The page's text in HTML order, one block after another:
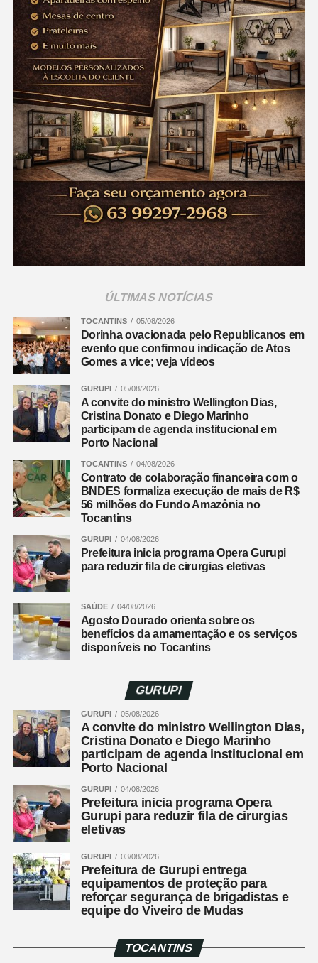
Rosário Couto (2017), João Antônio Rodrigues de
Carvalho (2017) e Arthur Minoro Batista Tanaka (2015).
Leia Também: Prefeitura de Cariri
promove peneira do Flamengo com 4
atletas aprovados para testes em
Curitiba
Os jovens atletas terão a oportunidade de se apresentar
para uma nova avaliação na Escola Trieste em Curitiba
entre julho e agosto deste ano.
Ricardo Silva, captador da Trieste e representante do
Flamengo, destacou a importância do projeto de
captação. “Estamos sempre em busca de talentos e a
parceria com a Prefeitura de Cariri é fundamental.
Agradeço ao município pelo compromisso em fortalecer o
O prefeito Tetin também comentou sobre a iniciativa.
“Estamos muito felizes com essa parceria. O
fortalecimento do esporte em nossa cidade é uma
prioridade, e com a Trieste, temos a certeza de que mais
peneiras virão, trazendo novas oportunidades para
nossos jovens atletas”, pontuou.
Thayná Ayume, mãe de Arthur Minoro, expressou sua
alegria. “É um sonho realizado para o meu filho. Ele
sonha em jogar em um grande clube e essa é uma
grande oportunidade”, disse.
Júnior Marajó, pai de João Antônio, compartilhou seus
sentimentos. “Dia de muita emoção e gratidão. Estamos
muito orgulhosos. O João está se dedicando muito e essa
chance é incrível para ele. Agradeço a gestão e a todos
os envolvidos pela oportunidade”, enfatizou.
Leia Também: Prefeitura de Cariri
atletas aprovados para testes em
Elder Fernando Vancetto, pai de Guilherme Vancetto,
também emocionado, comentou. “Ver meu filho se
aproximar do seu sonho é indescritível. Agradeço à
Com o sucesso da peneira, Cariri se firma como um
celeiro de talentos e um importante polo para o
desenvolvimento esportivo na região.
WhatsApp
Twitter
ÚLTIMAS NOTÍCIAS
TOCANTINS 05/08/2026
Dorinha ovacionada pelo Republicanos em
evento que confirmou indicação de Atos
Gomes a vice; veja vídeos
GURUPI 05/08/2026
A convite do ministro Wellington Dias,
Cristina Donato e Diego Marinho
participam de agenda institucional em
Porto Nacional
TOCANTINS 04/08/2026
Contrato de colaboração financeira com o
BNDES formaliza execução de mais de R$
56 milhões do Fundo Amazônia no
Tocantins
GURUPI 04/08/2026
Prefeitura inicia programa Opera Gurupi
para reduzir fila de cirurgias eletivas
SAÚDE 04/08/2026
Agosto Dourado orienta sobre os
benefícios da amamentação e os serviços
disponíveis no Tocantins
GURUPI
GURUPI 05/08/2026
A convite do ministro Wellington Dias,
Cristina Donato e Diego Marinho
participam de agenda institucional em
Porto Nacional
GURUPI 04/08/2026
Prefeitura inicia programa Opera
Gurupi para reduzir fila de cirurgias
eletivas
GURUPI 03/08/2026
Prefeitura de Gurupi entrega
equipamentos de proteção para
reforçar segurança de brigadistas e
equipe do Viveiro de Mudas
TOCANTINS